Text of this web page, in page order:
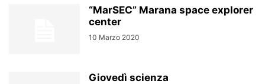
“MarSEC” Marana space explorer
center
10 Marzo 2020
Giovedì scienza